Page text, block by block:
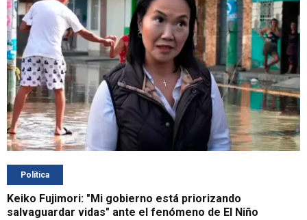
Política
Keiko Fujimori: "Mi gobierno está priorizando
salvaguardar vidas" ante el fenómeno de El Niño